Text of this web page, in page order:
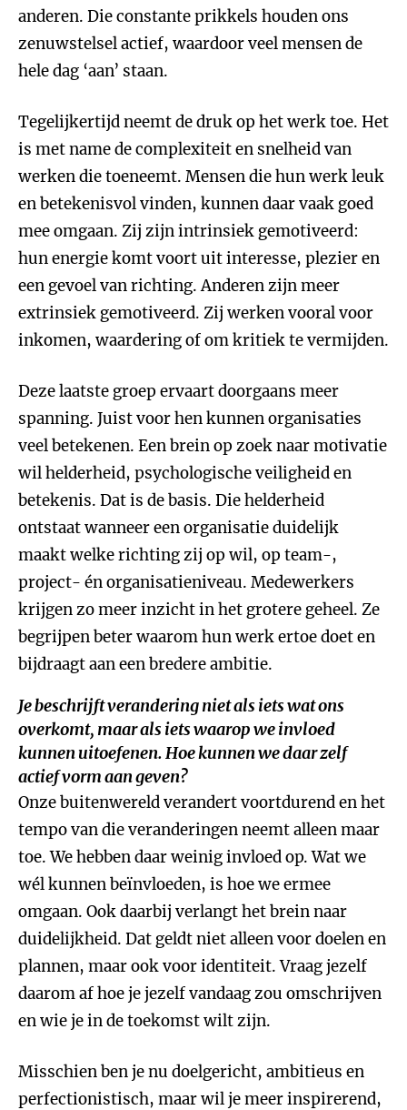
anderen. Die constante prikkels houden ons
zenuwstelsel actief, waardoor veel mensen de
hele dag ‘aan’ staan.
Tegelijkertijd neemt de druk op het werk toe. Het
is met name de complexiteit en snelheid van
werken die toeneemt. Mensen die hun werk leuk
en betekenisvol vinden, kunnen daar vaak goed
mee omgaan. Zij zijn intrinsiek gemotiveerd:
hun energie komt voort uit interesse, plezier en
een gevoel van richting. Anderen zijn meer
extrinsiek gemotiveerd. Zij werken vooral voor
inkomen, waardering of om kritiek te vermijden.
Deze laatste groep ervaart doorgaans meer
spanning. Juist voor hen kunnen organisaties
veel betekenen. Een brein op zoek naar motivatie
wil helderheid, psychologische veiligheid en
betekenis. Dat is de basis. Die helderheid
ontstaat wanneer een organisatie duidelijk
maakt welke richting zij op wil, op team-,
project- én organisatieniveau. Medewerkers
krijgen zo meer inzicht in het grotere geheel. Ze
begrijpen beter waarom hun werk ertoe doet en
bijdraagt aan een bredere ambitie.
Je beschrijft verandering niet als iets wat ons
overkomt, maar als iets waarop we invloed
kunnen uitoefenen. Hoe kunnen we daar zelf
actief vorm aan geven?
Onze buitenwereld verandert voortdurend en het
tempo van die veranderingen neemt alleen maar
toe. We hebben daar weinig invloed op. Wat we
wél kunnen beïnvloeden, is hoe we ermee
omgaan. Ook daarbij verlangt het brein naar
duidelijkheid. Dat geldt niet alleen voor doelen en
plannen, maar ook voor identiteit. Vraag jezelf
daarom af hoe je jezelf vandaag zou omschrijven
en wie je in de toekomst wilt zijn.
Misschien ben je nu doelgericht, ambitieus en
perfectionistisch, maar wil je meer inspirerend,